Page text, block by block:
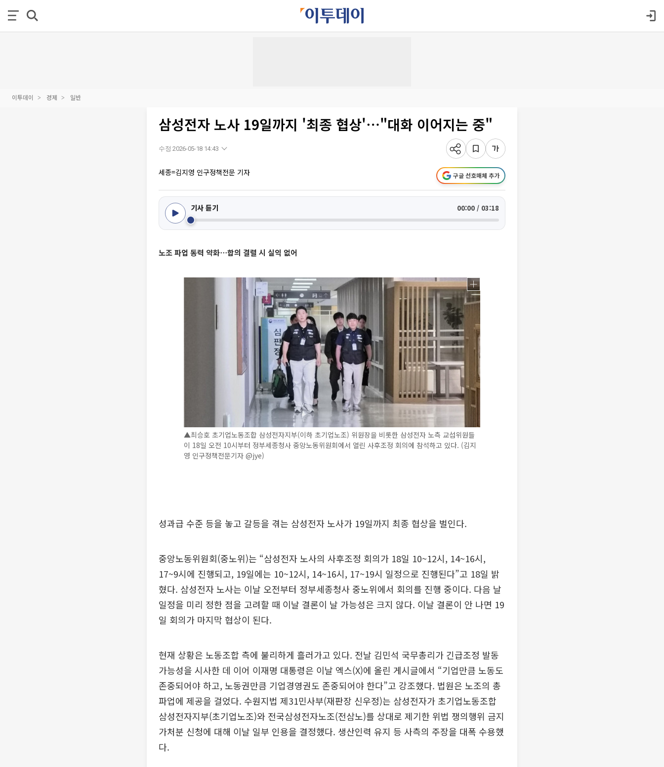
이투데이 경제 일반
삼성전자 노사 19일까지 '최종 협상'⋯"대화 이어지는 중"
수정 2026-05-18 14:43
세종=김지영 인구정책전문 기자 구글 선호매체 추가
기사 듣기 00:00 / 03:18
노조 파업 동력 약화⋯합의 결렬 시 실익 없어
▲최승호 초기업노동조합 삼성전자지부(이하 초기업노조) 위원장을 비롯한 삼성전자 노측 교섭위원들
이 18일 오전 10시부터 정부세종청사 중앙노동위원회에서 열린 사후조정 회의에 참석하고 있다. (김지
영 인구정책전문기자 @jye)
성과급 수준 등을 놓고 갈등을 겪는 삼성전자 노사가 19일까지 최종 협상을 벌인다.
중앙노동위원회(중노위)는 “삼성전자 노사의 사후조정 회의가 18일 10~12시, 14~16시,
17~9시에 진행되고, 19일에는 10~12시, 14~16시, 17~19시 일정으로 진행된다”고 18일 밝
혔다. 삼성전자 노사는 이날 오전부터 정부세종청사 중노위에서 회의를 진행 중이다. 다음 날
일정을 미리 정한 점을 고려할 때 이날 결론이 날 가능성은 크지 않다. 이날 결론이 안 나면 19
일 회의가 마지막 협상이 된다.
현재 상황은 노동조합 측에 불리하게 흘러가고 있다. 전날 김민석 국무총리가 긴급조정 발동
가능성을 시사한 데 이어 이재명 대통령은 이날 엑스(X)에 올린 게시글에서 “기업만큼 노동도
존중되어야 하고, 노동권만큼 기업경영권도 존중되어야 한다”고 강조했다. 법원은 노조의 총
파업에 제공을 걸었다. 수원지법 제31민사부(재판장 신우정)는 삼성전자가 초기업노동조합
삼성전자지부(초기업노조)와 전국삼성전자노조(전삼노)를 상대로 제기한 위법 쟁의행위 금지
가처분 신청에 대해 이날 일부 인용을 결정했다. 생산인력 유지 등 사측의 주장을 대폭 수용했
다.